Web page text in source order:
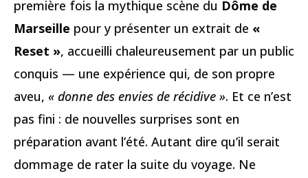
première fois la mythique scène du Dôme de
Marseille pour y présenter un extrait de «
Reset », accueilli chaleureusement par un public
conquis — une expérience qui, de son propre
aveu, « donne des envies de récidive ». Et ce n’est
pas fini : de nouvelles surprises sont en
préparation avant l’été. Autant dire qu’il serait
dommage de rater la suite du voyage. Ne